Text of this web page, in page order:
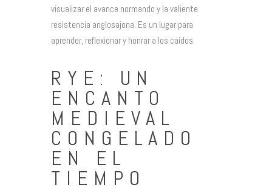
visualizar el avance normando y la valiente
resistencia anglosajona. Es un lugar para
aprender, reflexionar y honrar a los caídos.
RYE: UN
ENCANTO
MEDIEVAL
CONGELADO
EN EL
TIEMPO